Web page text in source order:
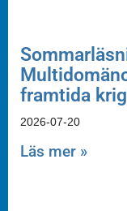
framtida
2026-07-20
Läs mer »